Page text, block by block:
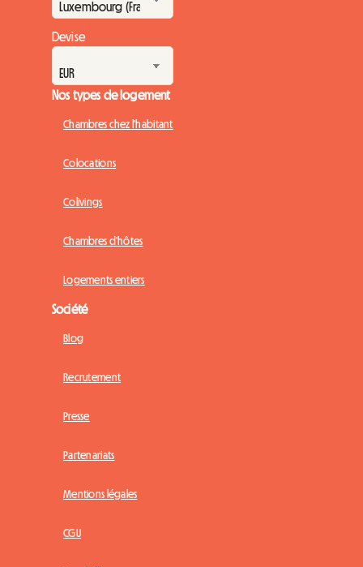
Devise
Nos types de logement
Chambres chez l'habitant
Colocations
Colivings
Chambres d'hôtes
Logements entiers
Société
Blog
Recrutement
Presse
Partenariats
Mentions légales
CGU